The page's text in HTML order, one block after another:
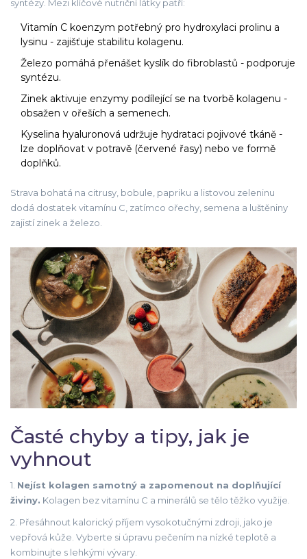
syntézy. Mezi klíčové nutriční látky patří:
Vitamín C koenzym potřebný pro hydroxylaci prolinu a
lysinu - zajišťuje stabilitu kolagenu.
Železo pomáhá přenášet kyslík do fibroblastů - podporuje
syntézu.
Zinek aktivuje enzymy podílející se na tvorbě kolagenu -
obsažen v ořeších a semenech.
Kyselina hyaluronová udržuje hydrataci pojivové tkáně -
lze doplňovat v potravě (červené řasy) nebo ve formě
doplňků.
Strava bohatá na citrusy, bobule, papriku a listovou zeleninu
dodá dostatek vitamínu C, zatímco ořechy, semena a luštěniny
zajistí zinek a železo.
Časté chyby a tipy, jak je
vyhnout
1. Nejíst kolagen samotný a zapomenout na doplňující
živiny. Kolagen bez vitamínu C a minerálů se tělo těžko využije.
2. Přesáhnout kalorický příjem vysokotučnými zdroji, jako je
vepřová kůže. Vyberte si úpravu pečením na nízké teplotě a
kombinujte s lehkými vývary.